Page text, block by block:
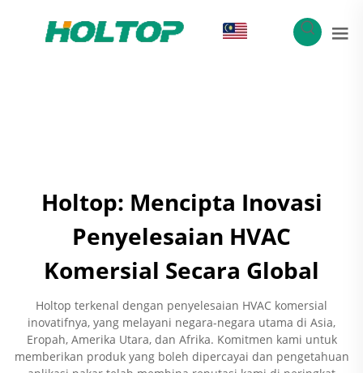
Holtop: Mencipta Inovasi
Penyelesaian HVAC
Komersial Secara Global
Holtop terkenal dengan penyelesaian HVAC komersial
inovatifnya, yang melayani negara-negara utama di Asia,
Eropah, Amerika Utara, dan Afrika. Komitmen kami untuk
memberikan produk yang boleh dipercayai dan pengetahuan